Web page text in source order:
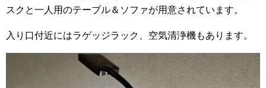
スクと一人用のテーブル＆ソファが用意されています。
入り口付近にはラゲッジラック、空気清浄機もあります。